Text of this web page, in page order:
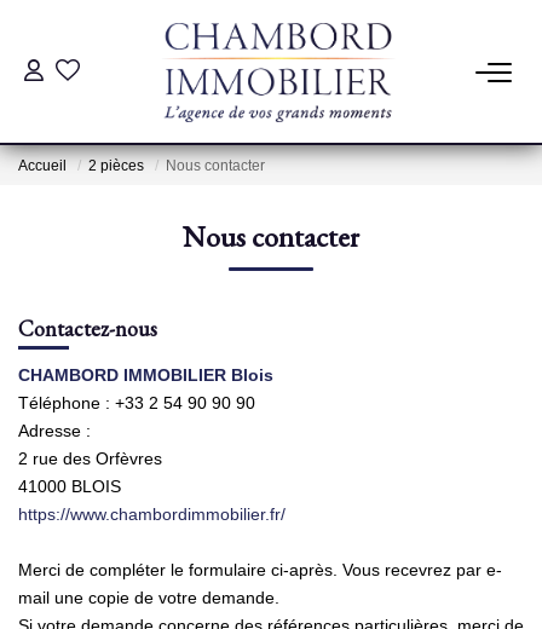
ACHAT
ESTIMATION
Estimation Par Un Professionnel
SYNDIC
NOS AGENCES
Accueil 2 pièces Nous contacter
Nous contacter
Contactez-nous
CHAMBORD IMMOBILIER Blois
Téléphone : +33 2 54 90 90 90
Adresse :
2 rue des Orfèvres
41000 BLOIS
https://www.chambordimmobilier.fr/
Merci de compléter le formulaire ci-après. Vous recevrez par e-
mail une copie de votre demande.